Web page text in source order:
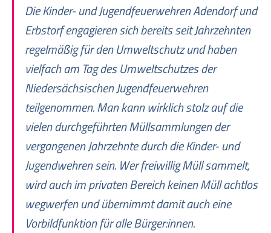
Die Kinder- und Jugendfeuerwehren Adendorf und
Erbstorf engagieren sich bereits seit Jahrzehnten
regelmäßig für den Umweltschutz und haben
vielfach am Tag des Umweltschutzes der
Niedersächsischen Jugendfeuerwehren
teilgenommen. Man kann wirklich stolz auf die
vielen durchgeführten Müllsammlungen der
vergangenen Jahrzehnte durch die Kinder- und
Jugendwehren sein. Wer freiwillig Müll sammelt,
wird auch im privaten Bereich keinen Müll achtlos
wegwerfen und übernimmt damit auch eine
Vorbildfunktion für alle Bürger:innen.